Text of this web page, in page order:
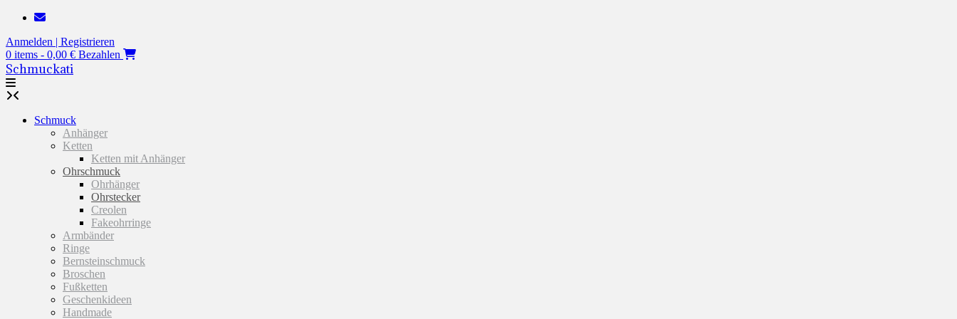
Zum
springen
Anmelden | Registrieren
0 items - 0,00 € Bezahlen
Schmuckati
Schmuck
Anhänger
Ketten
Ketten mit Anhänger
Ohrschmuck
Ohrhänger
Ohrstecker
Creolen
Fakeohrringe
Armbänder
Ringe
Bernsteinschmuck
Broschen
Fußketten
Geschenkideen
Handmade